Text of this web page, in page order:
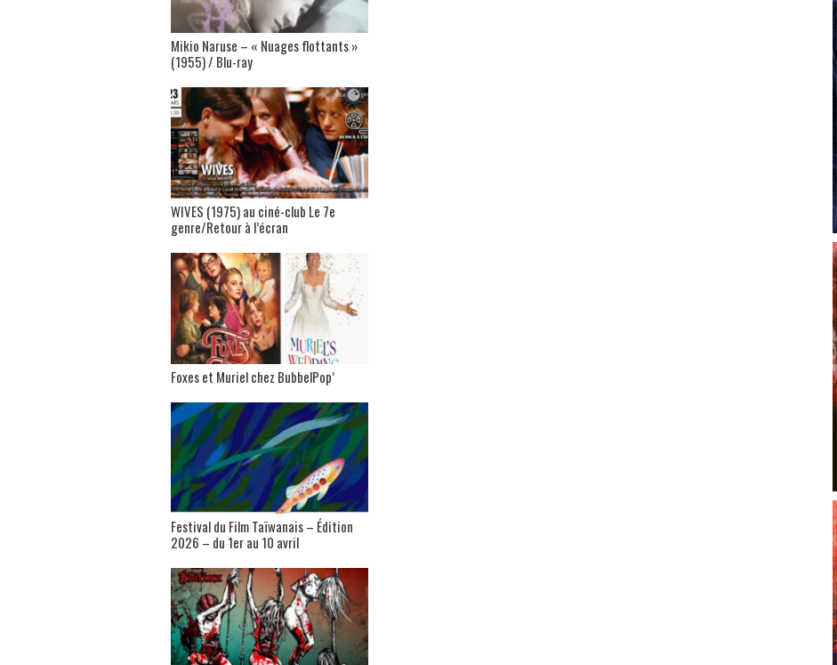
Mikio Naruse – « Nuages flottants »
(1955) / Blu-ray
WIVES (1975) au ciné-club Le 7e
genre/Retour à l’écran
Foxes et Muriel chez BubbelPop’
Festival du Film Taïwanais – Édition
2026 – du 1er au 10 avril